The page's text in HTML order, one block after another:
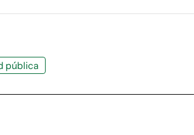
pública